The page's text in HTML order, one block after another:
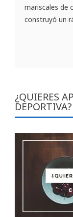
mariscales de
construyó un
¿QUIERES
DEPORTIVA?